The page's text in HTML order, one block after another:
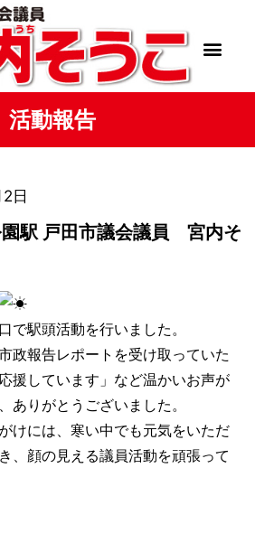
活動報告
日
駅 戸田市議会議員 宮内そ
で駅頭活動を行いました。
政報告レポートを受け取っていた
援しています」など温かいお声が
ありがとうございました。
けには、寒い中でも元気をいただ
、顔の見える議員活動を頑張って